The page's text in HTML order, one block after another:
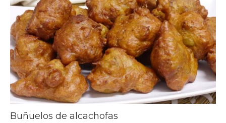
Buñuelos de alcachofas